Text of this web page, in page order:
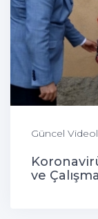
Güncel
ve